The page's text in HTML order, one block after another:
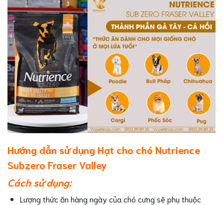
Hướng dẫn sử dụng Hạt cho chó Nutrience
Subzero Fraser Valley
Cách sử dụng:
Lượng thức ăn hàng ngày của chó cưng sẽ phụ thuộc